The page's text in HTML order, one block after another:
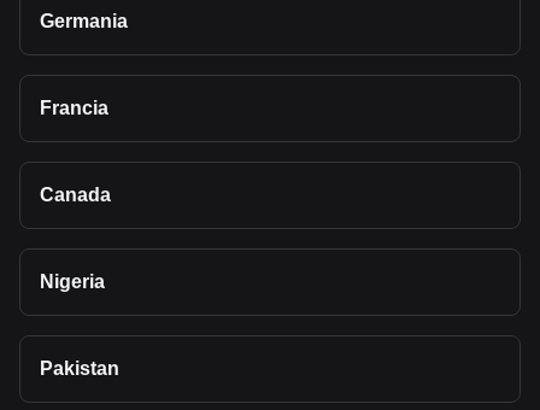
Germania
Francia
Canada
Nigeria
Pakistan